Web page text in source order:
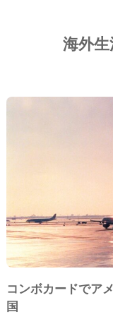
海外
コンボカードでア
国